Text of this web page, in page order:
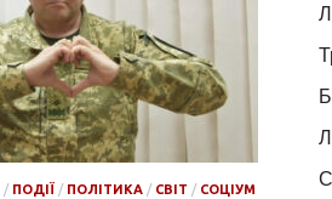
/ ПОДІЇ / ПОЛІТИКА / СВІТ / СОЦІУМ